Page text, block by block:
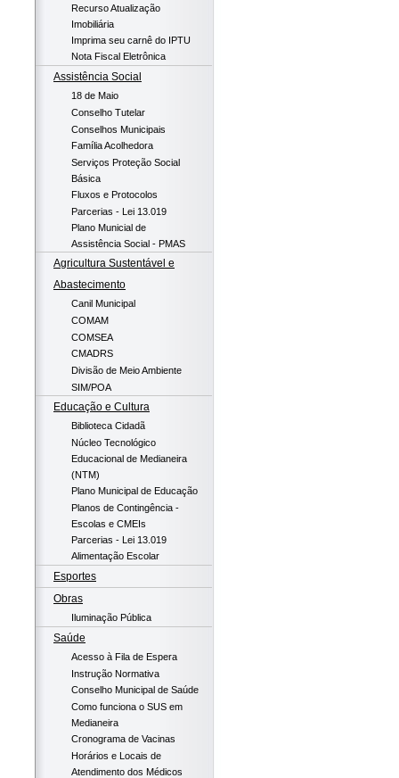
Recurso Atualização
Imobiliária
Imprima seu carnê do IPTU
Nota Fiscal Eletrônica
Assistência Social
18 de Maio
Conselho Tutelar
Conselhos Municipais
Família Acolhedora
Serviços Proteção Social
Básica
Fluxos e Protocolos
Parcerias - Lei 13.019
Plano Municial de
Assistência Social - PMAS
Agricultura Sustentável e
Abastecimento
Canil Municipal
COMAM
COMSEA
CMADRS
Divisão de Meio Ambiente
SIM/POA
Educação e Cultura
Biblioteca Cidadã
Núcleo Tecnológico
Educacional de Medianeira
(NTM)
Plano Municipal de Educação
Planos de Contingência -
Escolas e CMEIs
Parcerias - Lei 13.019
Alimentação Escolar
Esportes
Obras
Iluminação Pública
Saúde
Acesso à Fila de Espera
Instrução Normativa
Conselho Municipal de Saúde
Como funciona o SUS em
Medianeira
Cronograma de Vacinas
Horários e Locais de
Atendimento dos Médicos